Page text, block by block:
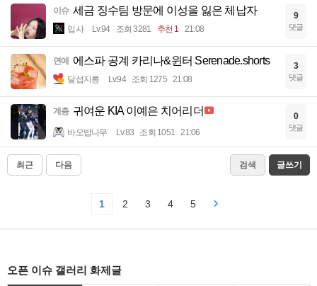
이슈 세금 징수팀 방문에 이성을 잃은 체납자
입사 Lv.94 조회 3281 추천 1 21:08
9
댓글
연예 에스파 공계 카리나&윈터 Serenade.shorts
달섭지롱 Lv.94 조회 1275 21:08
3
댓글
계층 귀여운 KIA 이예은 치어리더
바오밥나무 Lv.83 조회 1051 21:06
0
댓글
최근 다음 검색 글쓰기
1 2 3 4 5
오픈 이슈 갤러리 화제글